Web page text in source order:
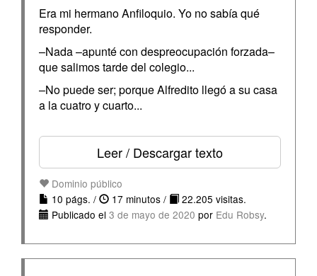
Era mi hermano Anfiloquio. Yo no sabía qué
responder.
–Nada –apunté con despreocupación forzada–
que salimos tarde del colegio...
–No puede ser; porque Alfredito llegó a su casa
a la cuatro y cuarto...
Leer / Descargar texto
Dominio público
10 págs. /
17 minutos /
22.205 visitas.
Publicado el 3 de mayo de 2020 por Edu Robsy.